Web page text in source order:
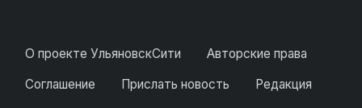
О проекте УльяновскСити
Авторские права
Соглашение
Прислать новость
Редакция